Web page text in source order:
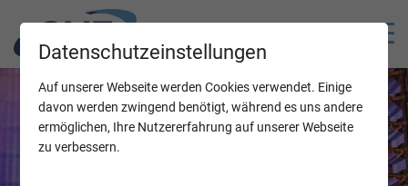
Datenschutzeinstellungen
Auf unserer Webseite werden Cookies verwendet. Einige
davon werden zwingend benötigt, während es uns andere
ermöglichen, Ihre Nutzererfahrung auf unserer Webseite
zu verbessern.